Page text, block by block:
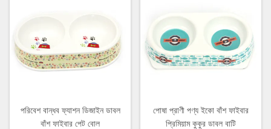
পরিবেশ বান্ধব ফ্যাশন ডিজাইন ডাবল
বাঁশ ফাইবার পেট বোল
পোষা প্রাণী পণ্য ইকো বাঁশ ফাইবার
প্রিমিয়াম কুকুর ডাবল বাটি